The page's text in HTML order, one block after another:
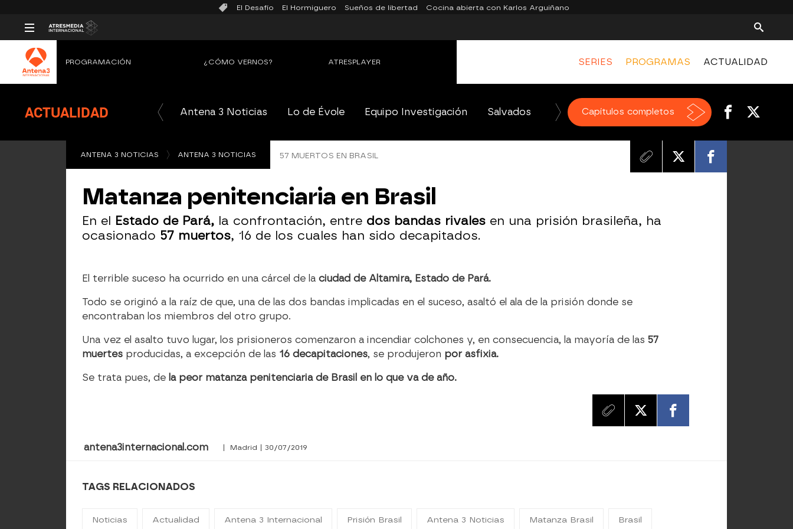
El Desafío El Hormiguero Sueños de libertad Cocina abierta con Karlos Arguiñano
SERIES PROGRAMAS ACTUALIDAD
PROGRAMACIÓN ¿CÓMO VERNOS? ATRESPLAYER
ACTUALIDAD Antena 3 Noticias Lo de Évole Equipo Investigación Salvados El Chiringuito de jugones
Capítulos completos
ANTENA 3 NOTICIAS ANTENA 3 NOTICIAS 57 MUERTOS EN BRASIL
Matanza penitenciaria en Brasil
En el Estado de Pará, la confrontación, entre dos bandas rivales en una prisión brasileña, ha
ocasionado 57 muertos, 16 de los cuales han sido decapitados.
El terrible suceso ha ocurrido en una cárcel de laciudad de Altamira, Estado de Pará.
Todo se originó a la raíz de que, una de las dos bandas implicadas en el suceso, asaltó el ala de la prisión donde se
encontraban los miembros del otro grupo.
Una vez el asalto tuvo lugar, los prisioneros comenzaron a incendiar colchones y, en consecuencia, la mayoría de las 57
muertes producidas, a excepción de las 16 decapitaciones, se produjeron por asfixia.
Se trata pues, de la peor matanza penitenciaria de Brasil en lo que va de año.
antena3internacional.com | Madrid | 30/07/2019
TAGS RELACIONADOS
Noticias Actualidad Antena 3 Internacional Prisión Brasil Antena 3 Noticias Matanza Brasil Brasil